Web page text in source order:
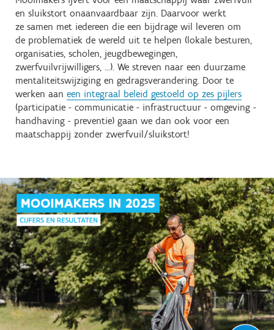
en sluikstort onaanvaardbaar zijn. Daarvoor werkt
ze samen met iedereen die een bijdrage wil leveren om
de problematiek de wereld uit te helpen (lokale besturen,
organisaties, scholen, jeugdbewegingen,
zwerfvuilvrijwilligers, ...). We streven naar een duurzame
mentaliteitswijziging en gedragsverandering. Door te
werken aan een integraal beleid gestoeld op zes pijlers
(participatie - communicatie - infrastructuur - omgeving -
handhaving - preventie) gaan we dan ook voor een
maatschappij zonder zwerfvuil/sluikstort!